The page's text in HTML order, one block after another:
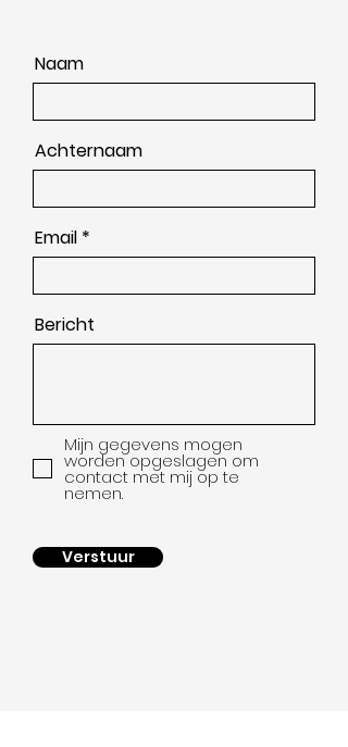
Naam
Achternaam
Email
Bericht
Mijn gegevens mogen
worden opgeslagen om
contact met mij op te
nemen.
Verstuur